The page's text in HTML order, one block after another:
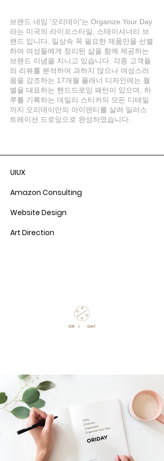
브랜드 네임 '오리데이'는 Organize Your Day
라는 미국의 라이프스타일, 스테이셔너리 브
랜드 입니다. 일상속 꼭 필요한 제품만을 선별
하여 여성들에게 정리된 삶을 함께 제공하는
브랜드 이념을 지니고 있습니다. 각종 고객들
의 리뷰를 분석하여 과하지 않으나 여성스러
움을 강조하는 17개월 플래너 디자인에는 월
별을 대표하는 핸드드로잉 패턴이 있으며, 하
루를 기록하는 데일리 스티커의 모든 디테일
까지 오리데이만의 아이덴티를 살려 일러스
트레이션 드로잉으로 완성하였습니다.
UIUX
Amazon Consulting
Website Design
Art Direction